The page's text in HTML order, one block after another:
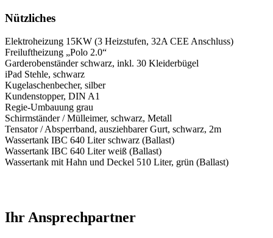
Nützliches
Elektroheizung 15KW (3 Heizstufen, 32A CEE Anschluss)
Freiluftheizung „Polo 2.0“
Garderobenständer schwarz, inkl. 30 Kleiderbügel
iPad Stehle, schwarz
Kugelaschenbecher, silber
Kundenstopper, DIN A1
Regie-Umbauung grau
Schirmständer / Mülleimer, schwarz, Metall
Tensator / Absperrband, ausziehbarer Gurt, schwarz, 2m
Wassertank IBC 640 Liter schwarz (Ballast)
Wassertank IBC 640 Liter weiß (Ballast)
Wassertank mit Hahn und Deckel 510 Liter, grün (Ballast)
Ihr Ansprechpartner